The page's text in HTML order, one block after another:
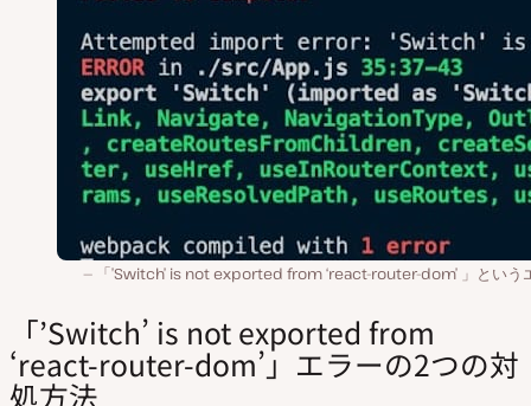
「’Switch’ is not exported from ‘react-router-dom’ 」という
「’Switch’ is not exported from
‘react-router-dom’」エラーの2つの対
処方法